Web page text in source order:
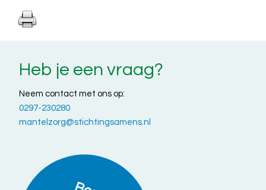
Heb je een vraag?
Neem contact met ons op:
0297-230280
mantelzorg@stichtingsamens.nl